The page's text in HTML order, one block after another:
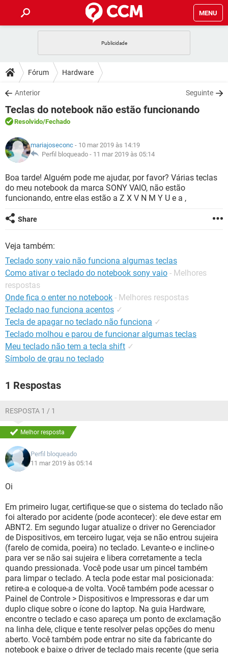
MENU
CELULAR
OUTLOOK
INSTAGRAM GMAIL
GUIA DE COMPRAS
DICAS
JOGOS
OUTLOOK
INSTAGRAM
GUIA DE COMPRAS
DOWNLOADS
JOGOS WHATSAPP
CELULAR
OUTLOOK EXCEL
INSTAGRAM
GUIA DE COMPRAS
FÓRUM
JOGOS
CELULAR FACEBOOK
INSTAGRAM GMAIL
GLOSSÁRIO
JOGOS
CELULAR FACEBOOK
OUTLOOK EXCEL
INSTAGRAM
Fórum Hardware
Anterior Seguinte
Teclas do notebook não estão funcionando
Resolvido/Fechado
mariajoseconc - 10 mar 2019 às 14:19
Perfil bloqueado - 11 mar 2019 às 05:14
Boa tarde! Alguém pode me ajudar, por favor? Várias teclas
do meu notebook da marca SONY VAIO, não estão
funcionando, entre elas estão a Z X V N M Y U e a ,
Share
Veja também:
Teclado sony vaio não funciona algumas teclas
Como ativar o teclado do notebook sony vaio - Melhores
respostas
Onde fica o enter no notebook - Melhores respostas
Teclado nao funciona acentos ✓
Tecla de apagar no teclado não funciona ✓
Teclado molhou e parou de funcionar algumas teclas
Meu teclado não tem a tecla shift ✓
Símbolo de grau no teclado
1 Respostas
RESPOSTA 1 / 1
Melhor resposta
Perfil bloqueado
11 mar 2019 às 05:14
Oi
Em primeiro lugar, certifique-se que o sistema do teclado não
foi alterado por acidente (pode acontecer): ele deve estar em
ABNT2. Em segundo lugar atualize o driver no Gerenciador
de Dispositivos, em terceiro lugar, veja se não entrou sujeira
(farelo de comida, poeira) no teclado. Levante-o e incline-o
para ver se não sai sujeira e libera corretamente a tecla
quando pressionada. Você pode usar um pincel também
para limpar o teclado. A tecla pode estar mal posicionada:
retire-a e coloque-a de volta. Você também pode acessar o
Painel de Controle > Dispositivos e Impressoras e dar um
duplo clique sobre o ícone do laptop. Na guia Hardware,
encontre o teclado e caso apareça um ponto de exclamação
na linha dele, clique e tente resolver pelas opções do menu
aberto. Você também pode entrar no site da fabricante do
notebook e baixe o driver de teclado mais recente (que seria